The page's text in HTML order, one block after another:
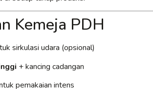
Kemeja PDH
sirkulasi udara (opsional)
+ kancing cadangan
pemakaian intens